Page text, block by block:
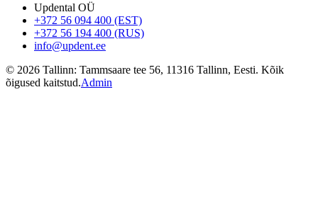
Updental OÜ
+372 56 094 400 (EST)
+372 56 194 400 (RUS)
info@updent.ee
© 2026 Tallinn: Tammsaare tee 56, 11316 Tallinn, Eesti. Kõik
õigused kaitstud.Admin